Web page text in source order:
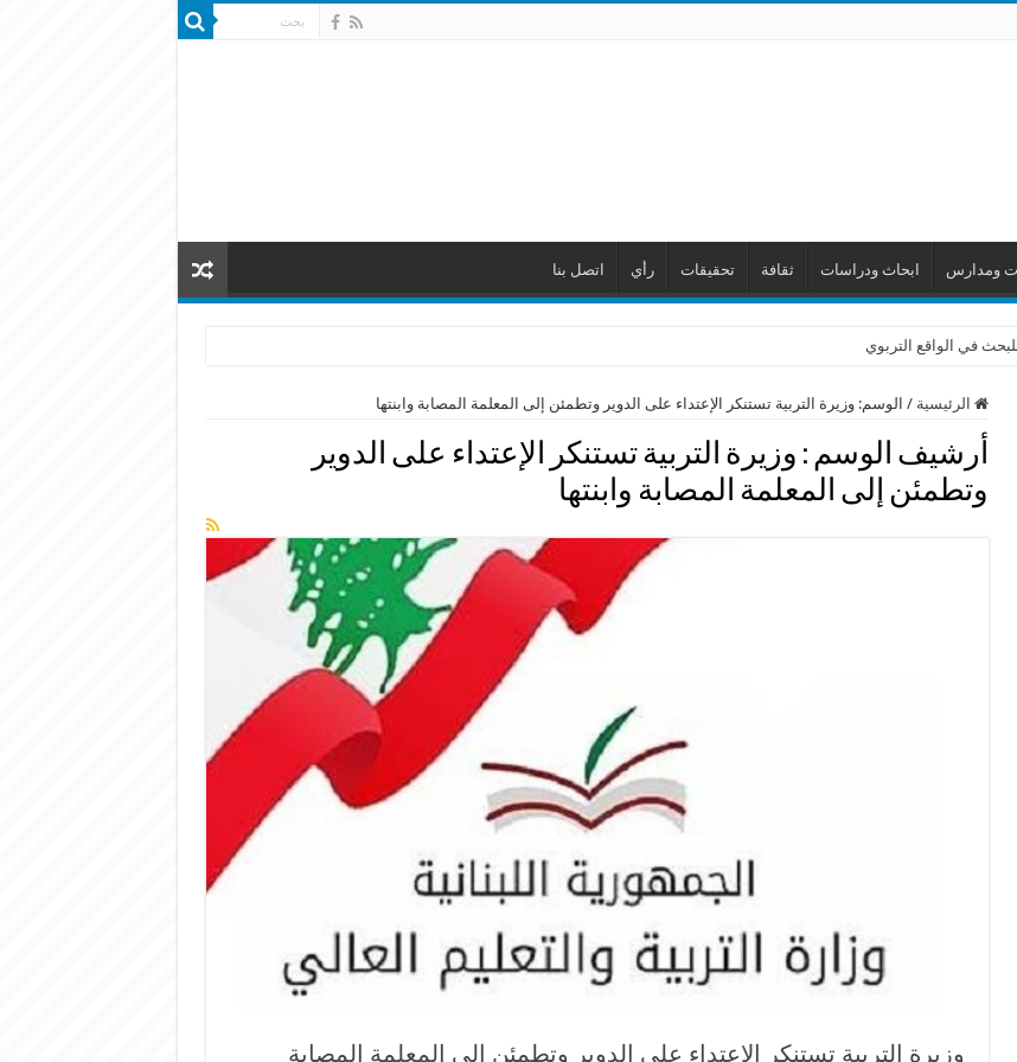
ومدارس ابحاث ودراسات ثقافة تحقيقات رأي اتصل بنا
في الواقع التربوي
الرئيسية / الوسم:وزيرة التربية تستنكر الإعتداء على الدوير وتطمئن إلى المعلمة المصابة وابنتها
أرشيف الوسم : وزيرة التربية تستنكر الإعتداء على الدوير
وتطمئن إلى المعلمة المصابة وابنتها
وزيرة التربية تستنكر الإعتداء على الدوير وتطمئن إلى المعلمة المصابة